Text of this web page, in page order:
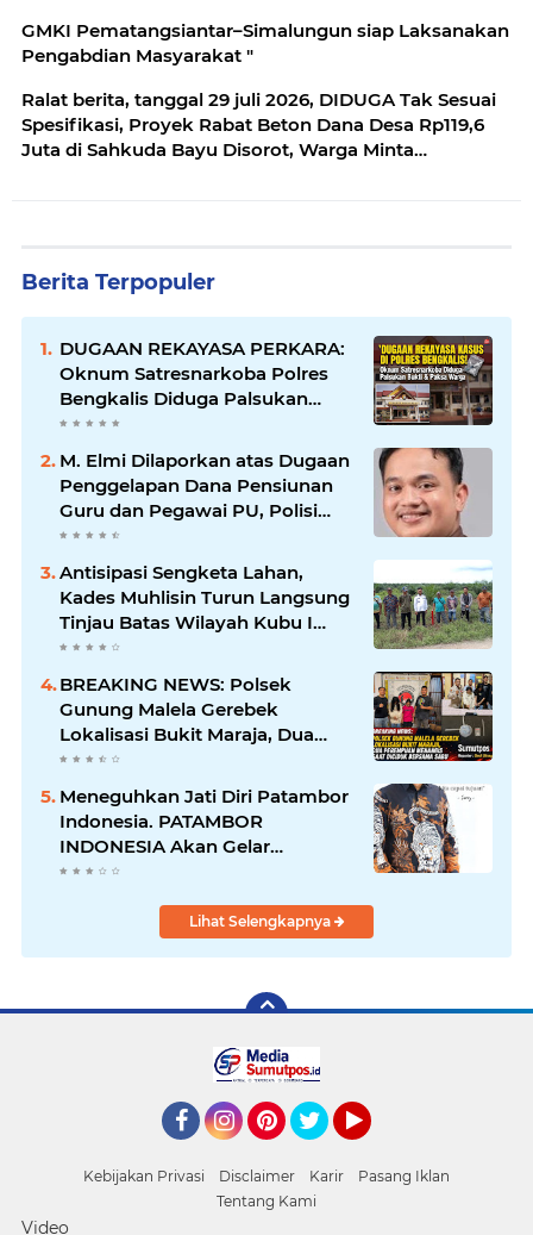
GMKI Pematangsiantar–Simalungun siap Laksanakan
Pengabdian Masyarakat "
Ralat berita, tanggal 29 juli 2026, DIDUGA Tak Sesuai
Spesifikasi, Proyek Rabat Beton Dana Desa Rp119,6
Juta di Sahkuda Bayu Disorot, Warga Minta
Berita Terpopuler
DUGAAN REKAYASA PERKARA:
Oknum Satresnarkoba Polres
Bengkalis Diduga Palsukan
Barang Bukti Hingga Paksa
Warga Hadir di TKP
M. Elmi Dilaporkan atas Dugaan
Penggelapan Dana Pensiunan
Guru dan Pegawai PU, Polisi
Pastikan Proses Hukum
Berjalan
Antisipasi Sengketa Lahan,
Kades Muhlisin Turun Langsung
Tinjau Batas Wilayah Kubu I
yang Diduga Diserobot PT Jatim
BREAKING NEWS: Polsek
Gunung Malela Gerebek
Lokalisasi Bukit Maraja, Dua
Perempuan Menangis Saat
Diciduk Bersama Sabu
Meneguhkan Jati Diri Patambor
Indonesia. PATAMBOR
INDONESIA Akan Gelar
RAKERNAS II Di Jakarta.
Lihat Selengkapnya
Kebijakan Privasi Disclaimer Karir
Pasang Iklan
Tentang Kami
Video